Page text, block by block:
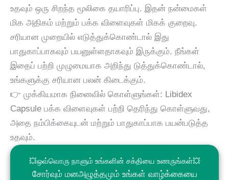
உதவும் ஒரு சிறந்த மூலிகை தயாரிப்பு. இதன் நன்மைகள்
மிக அதிகம் மற்றும் பக்க விளைவுகள் மிகக் குறைவு.
சரியான முறையில் எடுத்துக்கொண்டால் இது
பாதுகாப்பாகவும் பயனுள்ளதாகவும் இருக்கும். நீங்கள்
இதைப் பற்றி முழுமையாக அறிந்து டுத்துக்கொண்டால்,
உங்களுக்கு சரியான பலன் கிடைக்கும்.
👉 முக்கியமாக நினைவில் கொள்ளுங்கள்: Libidex
Capsule பக்க விளைவுகள் பற்றி தெரிந்து கொள்ளுவது,
அதை நம்பிக்கையுடன் மற்றும் பாதுகாப்பாக பயன்படுத்த
உதவும்.
💥ஒவ்வொரு நாளும் உங்களின் சக்தியை உணருங்கள்💥
சோர்வும் மனஅழுத்தமும் உங்கள் வாழ்க்கையை